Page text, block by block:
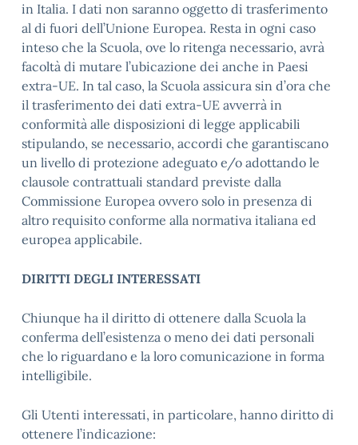
in Italia. I dati non saranno oggetto di trasferimento
al di fuori dell’Unione Europea. Resta in ogni caso
inteso che la Scuola, ove lo ritenga necessario, avrà
facoltà di mutare l’ubicazione dei anche in Paesi
extra-UE. In tal caso, la Scuola assicura sin d’ora che
il trasferimento dei dati extra-UE avverrà in
conformità alle disposizioni di legge applicabili
stipulando, se necessario, accordi che garantiscano
un livello di protezione adeguato e/o adottando le
clausole contrattuali standard previste dalla
Commissione Europea ovvero solo in presenza di
altro requisito conforme alla normativa italiana ed
europea applicabile.
DIRITTI DEGLI INTERESSATI
Chiunque ha il diritto di ottenere dalla Scuola la
conferma dell’esistenza o meno dei dati personali
che lo riguardano e la loro comunicazione in forma
intelligibile.
Gli Utenti interessati, in particolare, hanno diritto di
ottenere l’indicazione: